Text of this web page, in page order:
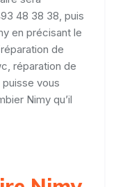
48 38 38, puis
en précisant le
de
réparation de
vous
Nimy qu’il